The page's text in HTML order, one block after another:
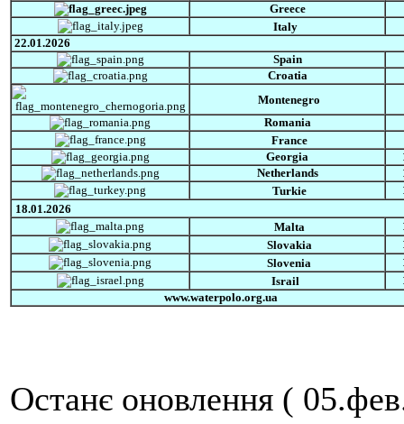
Greece
Italy
22.01.2026
Spain
Croatia
Montenegro
Romania
France
Georgia
Netherlands
Turkie
18.01.2026
Malta
Slovakia
Slovenia
Israil
www.waterpolo.org.ua
Останє оновлення (